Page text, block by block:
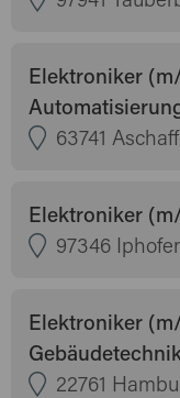
Elektroniker
63741
Elektroniker
97346
Elektroniker
22761